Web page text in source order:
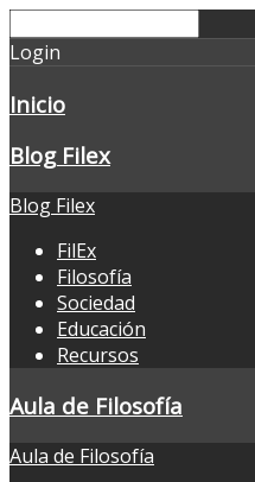
Login
Inicio
Blog Filex
Blog Filex
FilEx
Filosofía
Sociedad
Educación
Recursos
Aula de Filosofía
Aula de Filosofía